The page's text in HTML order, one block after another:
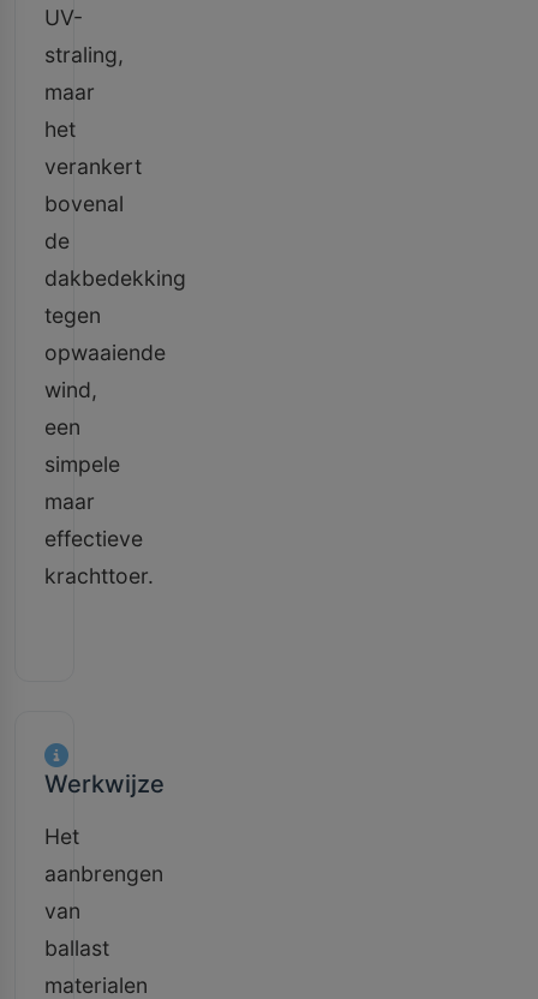
UV-
straling,
maar
het
verankert
bovenal
de
dakbedekking
tegen
opwaaiende
wind,
een
simpele
maar
effectieve
krachttoer.
Werkwijze
Het
aanbrengen
van
ballast
materialen